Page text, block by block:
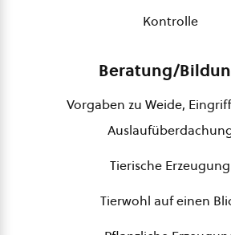
Kontrolle
Beratung/
Vorgaben zu Weide,
Tierische Erzeugung
Tierwohl auf einen